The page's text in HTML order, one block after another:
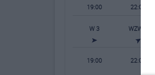
19:00 22:00
W 3 WZW 2
19:00 22:00